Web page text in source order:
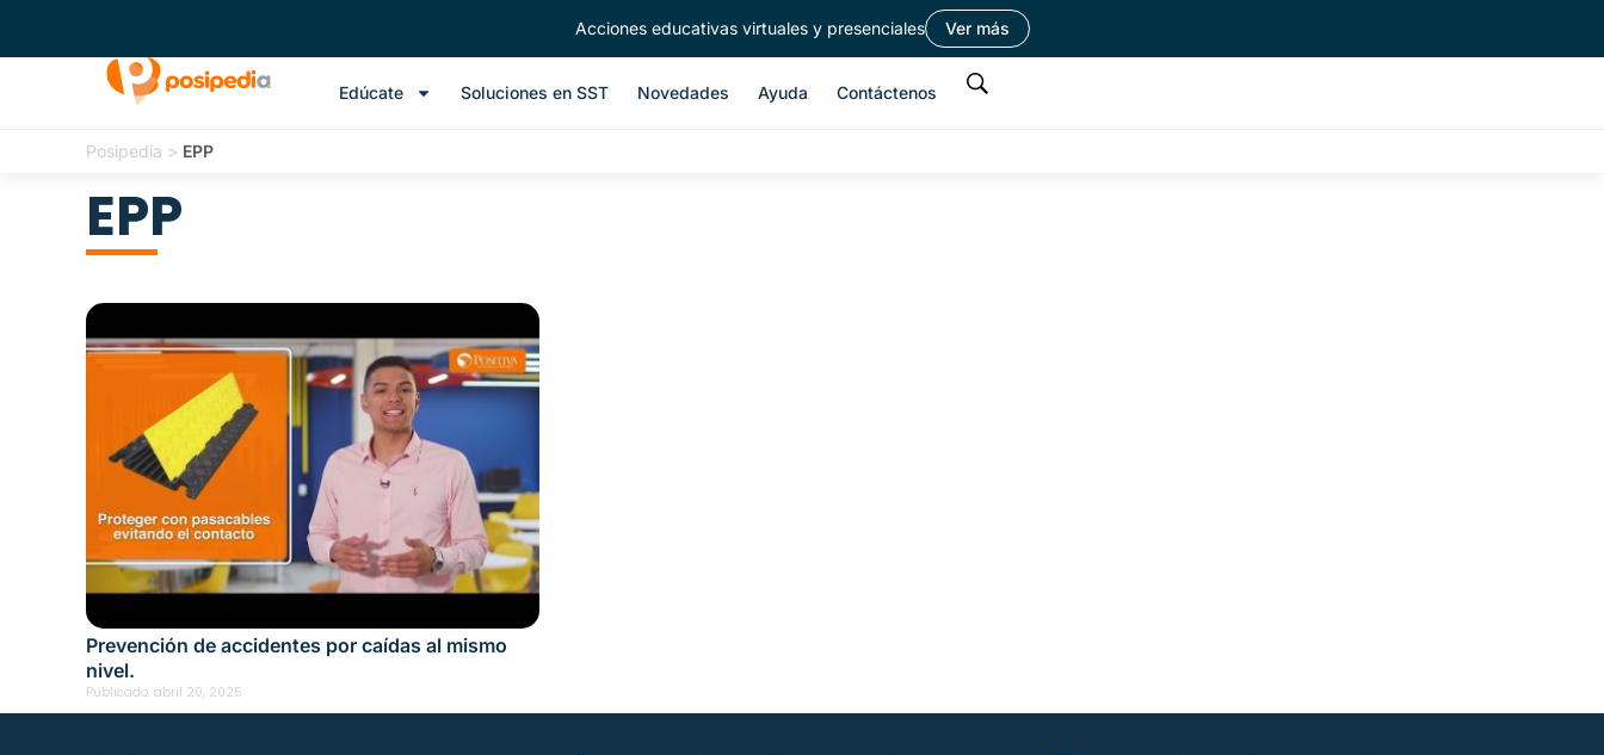
Acciones educativas virtuales y presenciales Ver más
Edúcate Soluciones en SST Novedades Ayuda Contáctenos
Posipedia > EPP
EPP
Prevención de accidentes por caídas al mismo
nivel.
Publicado: abril 20, 2025